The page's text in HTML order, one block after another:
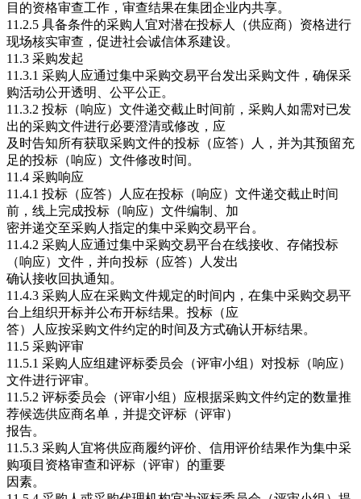
目的资格审查工作，审查结果在集团企业内共享。
11.2.5 具备条件的采购人宜对潜在投标人（供应商）资格进行
现场核实审查，促进社会诚信体系建设。
11.3 采购发起
11.3.1 采购人应通过集中采购交易平台发出采购文件，确保采
购活动公开透明、公平公正。
11.3.2 投标（响应）文件递交截止时间前，采购人如需对已发
出的采购文件进行必要澄清或修改，应
及时告知所有获取采购文件的投标（应答）人，并为其预留充
足的投标（响应）文件修改时间。
11.4 采购响应
11.4.1 投标（应答）人应在投标（响应）文件递交截止时间
前，线上完成投标（响应）文件编制、加
密并递交至采购人指定的集中采购交易平台。
11.4.2 采购人应通过集中采购交易平台在线接收、存储投标
（响应）文件，并向投标（应答）人发出
确认接收回执通知。
11.4.3 采购人应在采购文件规定的时间内，在集中采购交易平
台上组织开标并公布开标结果。投标（应
答）人应按采购文件约定的时间及方式确认开标结果。
11.5 采购评审
11.5.1 采购人应组建评标委员会（评审小组）对投标（响应）
文件进行评审。
11.5.2 评标委员会（评审小组）应根据采购文件约定的数量推
荐候选供应商名单，并提交评标（评审）
报告。
11.5.3 采购人宜将供应商履约评价、信用评价结果作为集中采
购项目资格审查和评标（评审）的重要
因素。